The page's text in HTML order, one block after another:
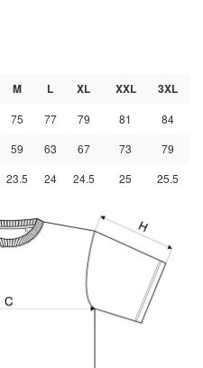
M L XL XXL
3XL
75 77 79 81 84
59 63 67 73 79
23.5 24 24.5 25 25.5